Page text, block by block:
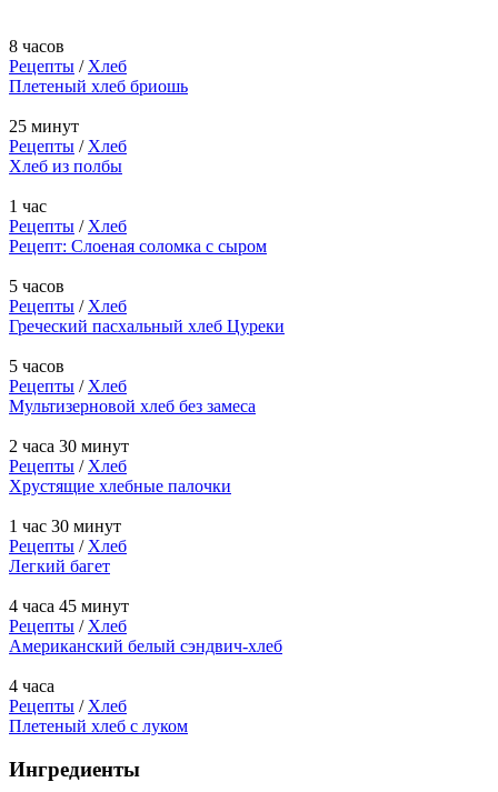
8 часов
Рецепты / Хлеб
Плетеный хлеб бриошь
25 минут
Рецепты / Хлеб
Хлеб из полбы
1 час
Рецепты / Хлеб
Рецепт: Слоеная соломка с сыром
5 часов
Рецепты / Хлеб
Греческий пасхальный хлеб Цуреки
5 часов
Рецепты / Хлеб
Мультизерновой хлеб без замеса
2 часа 30 минут
Рецепты / Хлеб
Хрустящие хлебные палочки
1 час 30 минут
Рецепты / Хлеб
Легкий багет
4 часа 45 минут
Рецепты / Хлеб
Американский белый сэндвич-хлеб
4 часа
Рецепты / Хлеб
Плетеный хлеб с луком
Ингредиенты